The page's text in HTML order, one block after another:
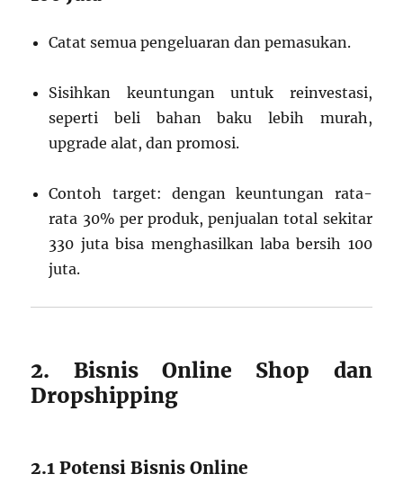
Catat semua pengeluaran dan pemasukan.
Sisihkan keuntungan untuk reinvestasi,
seperti beli bahan baku lebih murah,
upgrade alat, dan promosi.
Contoh target: dengan keuntungan rata-
rata 30% per produk, penjualan total sekitar
330 juta bisa menghasilkan laba bersih 100
juta.
2. Bisnis Online Shop dan
Dropshipping
2.1 Potensi Bisnis Online